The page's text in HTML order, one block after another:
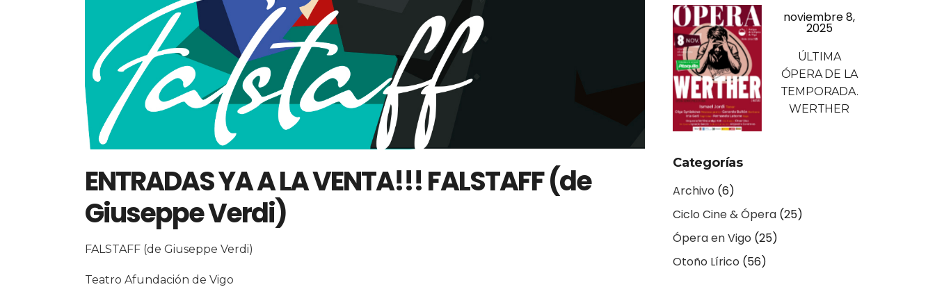
ENTRADAS YA A LA VENTA!!! FALSTAFF (de
Giuseppe Verdi)
FALSTAFF (de Giuseppe Verdi)
Teatro Afundación de Vigo
noviembre 8,
2025
ÚLTIMA
ÓPERA DE LA
TEMPORADA.
WERTHER
Categorías
Archivo (6)
Ciclo Cine & Ópera (25)
Ópera en Vigo (25)
Otoño Lírico (56)